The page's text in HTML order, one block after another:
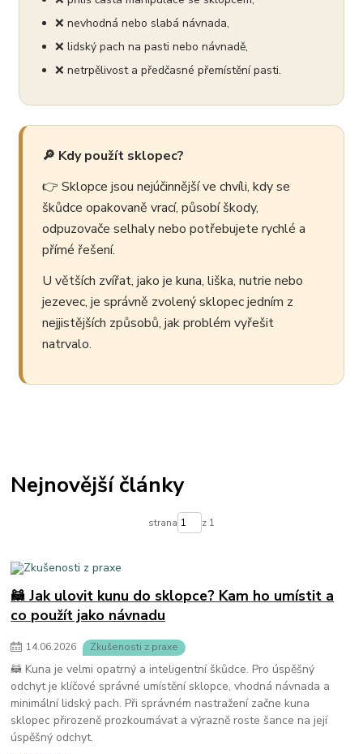
❌ nevhodná nebo slabá návnada,
❌ lidský pach na pasti nebo návnadě,
❌ netrpělivost a předčasné přemístění pasti.
🔎 Kdy použít sklopec?
👉 Sklopce jsou nejúčinnější ve chvíli, kdy se
škůdce opakovaně vrací, působí škody,
odpuzovače selhaly nebo potřebujete rychlé a
přímé řešení.
U větších zvířat, jako je kuna, liška, nutrie nebo
jezevec, je správně zvolený sklopec jedním z
nejjistějších způsobů, jak problém vyřešit
natrvalo.
Nejnovější články
strana z 1
🦝 Jak ulovit kunu do sklopce? Kam ho umístit a
co použít jako návnadu
14.06.2026 Zkušenosti z praxe
🦝 Kuna je velmi opatrný a inteligentní škůdce. Pro úspěšný
odchyt je klíčové správné umístění sklopce, vhodná návnada a
minimální lidský pach. Při správném nastražení začne kuna
sklopec přirozeně prozkoumávat a výrazně roste šance na její
úspěšný odchyt.